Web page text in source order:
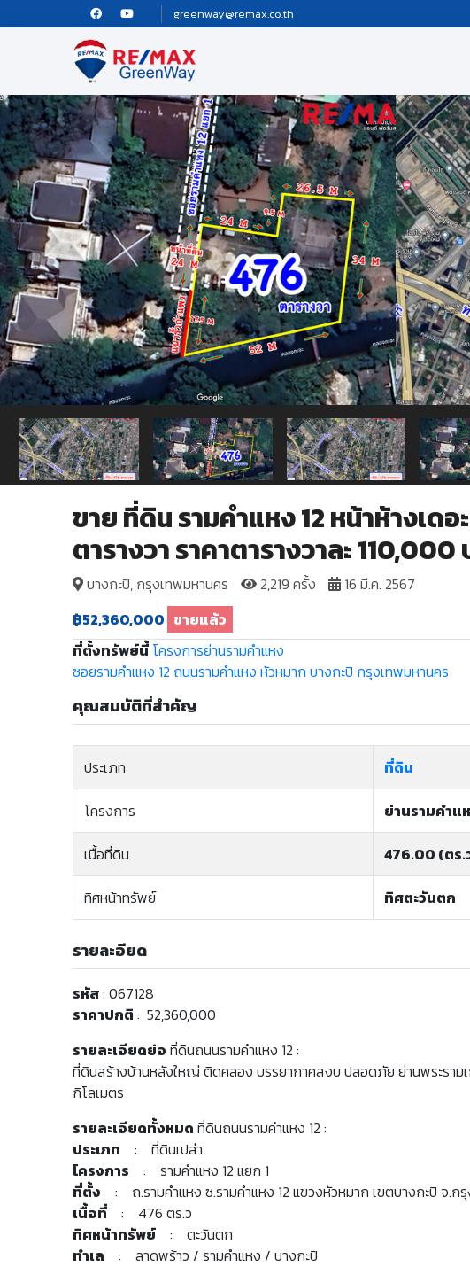
greenway@remax.co.th
ขาย ที่ดิน รามคำแหง 12 หน้าห้างเด
ตารางวา ราคาตารางวาละ 110,000
บางกะปิ, กรุงเทพมหานคร 2,219 ครั้ง
16 มี.ค. 2567
฿52,360,000 ขายแล้ว
ที่ตั้งทรัพย์นี้ โครงการย่านรามคำแหง
ซอยรามคำแหง 12 ถนนรามคำแหง หัวหมาก บางกะปิ กรุงเทพมหานคร
คุณสมบัติที่สำคัญ
ประเภท ที่ดิน
โครงการ ย่านรามคำแ
เนื้อที่ดิน 476.00 (ตร.
ทิศหน้าทรัพย์ ทิศตะวันตก
รายละอียด
รหัส: 067128
ราคาปกติ : 52,360,000
รายละเอียดย่อ ที่ดินถนนรามคำแหง 12 :
ที่ดินสร้างบ้านหลังใหญ่ ติดคลอง บรรยากาศสงบ ปลอดภัย ย่านพระราม
กิโลเมตร
รายละเอียดทั้งหมด ที่ดินถนนรามคำแหง 12 :
ประเภท : ที่ดินเปล่า
โครงการ : รามคำแหง 12 แยก 1
ที่ตั้ง : ถ.รามคำแหง ซ.รามคำแหง 12 แขวงหัวหมาก เขตบางกะปิ จ.ก
เนื้อที่ : 476 ตร.ว
ทิศหน้าทรัพย์ : ตะวันตก
ทำเล : ลาดพร้าว / รามคำแหง / บางกะปิ